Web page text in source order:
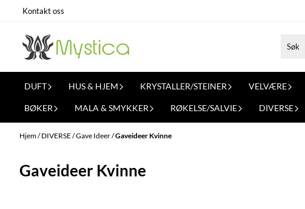
Hopp til innhold
Kontakt oss
DUFT HUS & HJEM KRYSTALLER/STEINER VELVÆRE
BØKER MALA & SMYKKER RØKELSE/SALVIE DIVERSE
Hjem/DIVERSE/Gave Ideer/Gaveideer Kvinne
Gaveideer Kvinne